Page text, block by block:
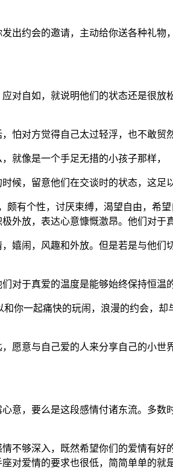
出约会的邀请，主动给你送各种礼
对自如，就说明他们的状态还是很
怕对方觉得自己太过轻浮，也不敢贸
就像是一个手足无措的小孩子那样，
候，留意他们在交谈时的状态，这足
有个性，讨厌束缚，渴望自由，希
外放，表达心意慷慨激昂。他们对于
嬉闹，风趣和外放。但是若是与他
对于真爱的温度是能够始终保持恒温
你一起痛快的玩闹，浪漫的约会，
愿意与自己爱的人来分享自己的小
意，要么是这段感情付诸东流。多
不够深入，既然希望你们的爱情有
对爱情的要求也很低，简简单单的就